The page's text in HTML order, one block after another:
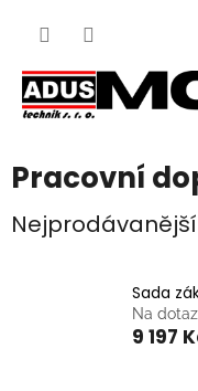
Pracovní
Nejprodávanější
Sada
Na dotaz
9 197